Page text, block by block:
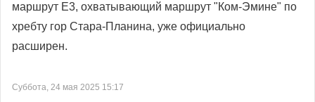
маршрут Е3, охватывающий маршрут "Ком-Эмине" по
хребту гор Стара-Планина, уже официально
расширен.
Суббота, 24 мая 2025 15:17